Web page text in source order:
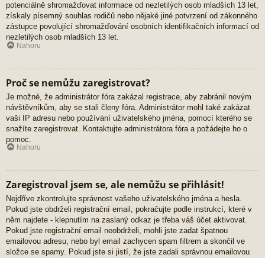
potenciálně shromažďovat informace od nezletilých osob mladších 13 let,
získaly písemný souhlas rodičů nebo nějaké jiné potvrzení od zákonného
zástupce povolující shromažďování osobních identifikačních informací od
nezletilých osob mladších 13 let.
Nahoru
Proč se nemůžu zaregistrovat?
Je možné, že administrátor fóra zakázal registrace, aby zabránil novým
návštěvníkům, aby se stali členy fóra. Administrátor mohl také zakázat
vaši IP adresu nebo používání uživatelského jména, pomocí kterého se
snažíte zaregistrovat. Kontaktujte administrátora fóra a požádejte ho o
pomoc.
Nahoru
Zaregistroval jsem se, ale nemůžu se přihlásit!
Nejdříve zkontrolujte správnost vašeho uživatelského jména a hesla.
Pokud jste obdrželi registrační email, pokračujte podle instrukcí, které v
něm najdete - klepnutím na zaslaný odkaz je třeba váš účet aktivovat.
Pokud jste registrační email neobdrželi, mohli jste zadat špatnou
emailovou adresu, nebo byl email zachycen spam filtrem a skončil ve
složce se spamy. Pokud jste si jistí, že jste zadali správnou emailovou